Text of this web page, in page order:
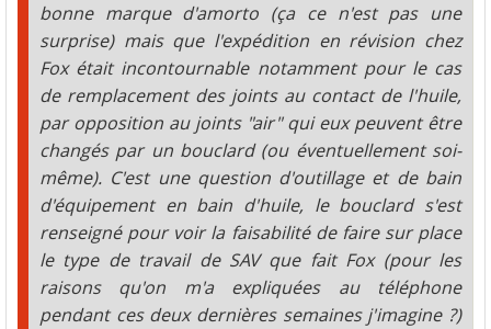
bonne marque d'amorto (ça ce n'est pas une
surprise) mais que l'expédition en révision chez
Fox était incontournable notamment pour le cas
de remplacement des joints au contact de l'huile,
par opposition au joints "air" qui eux peuvent être
changés par un bouclard (ou éventuellement soi-
même). C'est une question d'outillage et de bain
d'équipement en bain d'huile, le bouclard s'est
renseigné pour voir la faisabilité de faire sur place
le type de travail de SAV que fait Fox (pour les
raisons qu'on m'a expliquées au téléphone
pendant ces deux dernières semaines j'imagine ?)